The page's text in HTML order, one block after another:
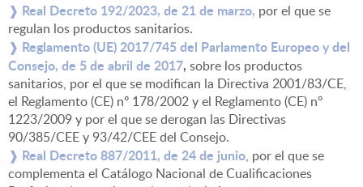
❱ Real Decreto 192/2023, de 21 de marzo, por el que se
regulan los productos sanitarios.
❱ Reglamento (UE) 2017/745 del Parlamento Europeo y del
Consejo, de 5 de abril de 2017, sobre los productos
sanitarios, por el que se modifican la Directiva 2001/83/CE,
el Reglamento (CE) nº 178/2002 y el Reglamento (CE) nº
1223/2009 y por el que se derogan las Directivas
90/385/CEE y 93/42/CEE del Consejo.
❱ Real Decreto 887/2011, de 24 de junio, por el que se
complementa el Catálogo Nacional de Cualificaciones